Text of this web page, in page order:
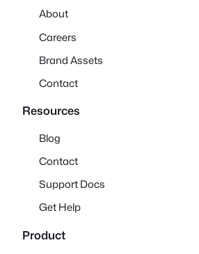
About
Careers
Brand Assets
Contact
Resources
Blog
Contact
Support Docs
Get Help
Product